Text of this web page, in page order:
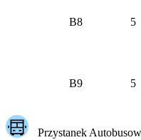
B8 5
B9 5
Przystanek